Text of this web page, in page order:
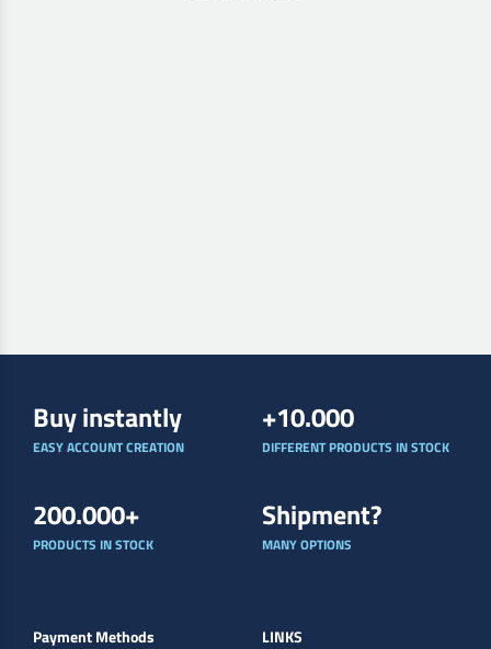
Buy instantly
EASY ACCOUNT CREATION
+10.000
DIFFERENT PRODUCTS IN STOCK
200.000+
PRODUCTS IN STOCK
Shipment?
MANY OPTIONS
Payment Methods LINKS